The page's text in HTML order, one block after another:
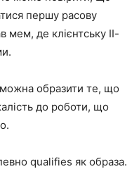
першу расову
мем, де клієнтську ІІ-
образити те, що
до роботи, що
qualifies як образа.